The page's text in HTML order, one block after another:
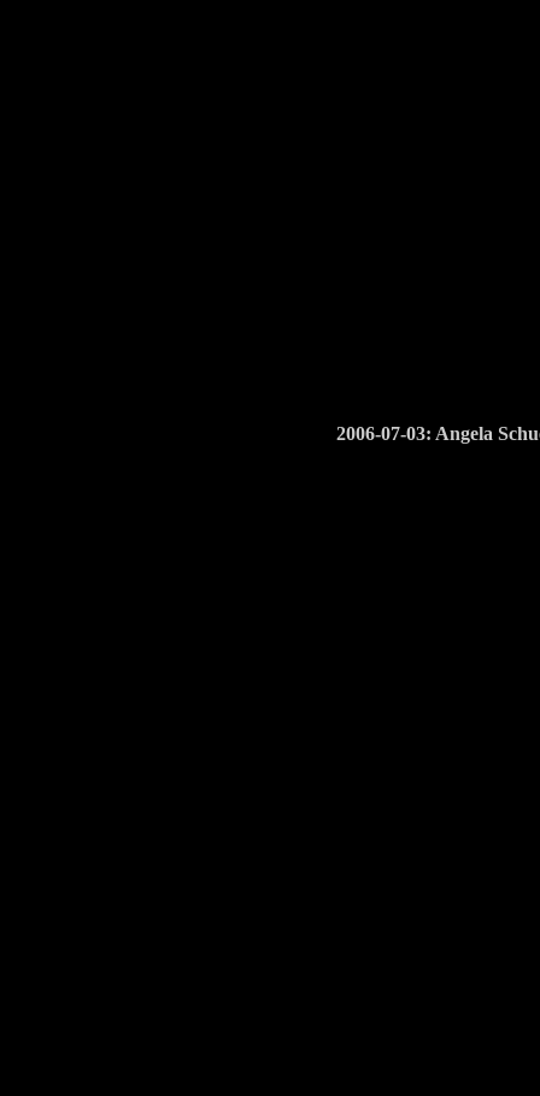
2006-07-03: Angela